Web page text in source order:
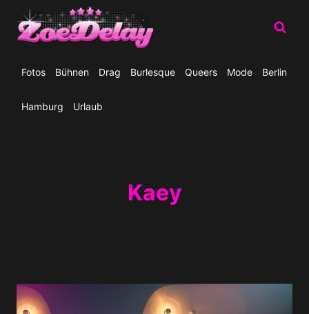
Inhalt
springen
Fotos Bühnen Drag Burlesque Queers Mode Berlin
Hamburg Urlaub
Kaey